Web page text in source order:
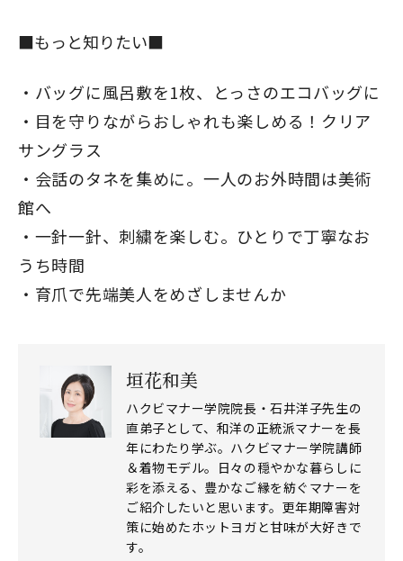
■もっと知りたい■
バッグに風呂敷を1枚、とっさのエコバッグに
目を守りながらおしゃれも楽しめる！クリア
サングラス
会話のタネを集めに。一人のお外時間は美術
館へ
一針一針、刺繍を楽しむ。ひとりで丁寧なお
うち時間
育爪で先端美人をめざしませんか
垣花和美
ハクビマナー学院院長・石井洋子先生の
直弟子として、和洋の正統派マナーを長
年にわたり学ぶ。ハクビマナー学院講師
＆着物モデル。日々の穏やかな暮らしに
彩を添える、豊かなご縁を紡ぐマナーを
ご紹介したいと思います。更年期障害対
策に始めたホットヨガと甘味が大好きで
す。